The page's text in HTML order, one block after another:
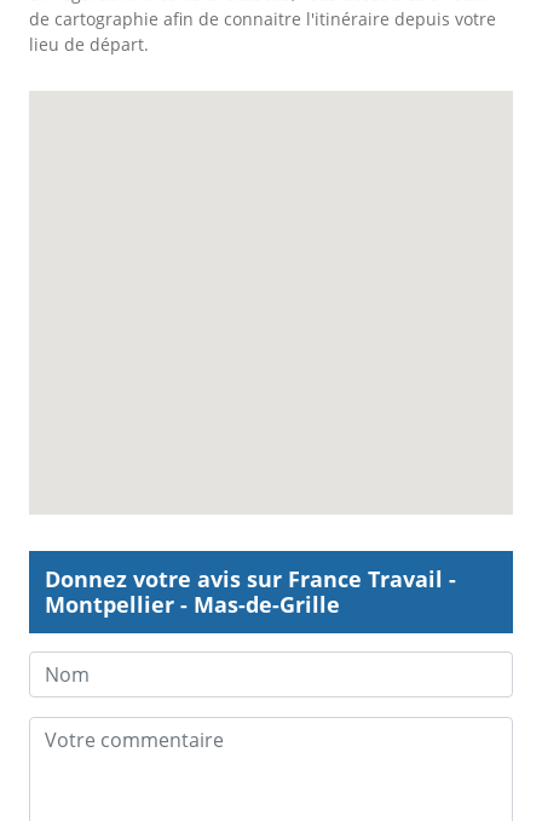
de cartographie afin de connaitre l'itinéraire depuis votre
lieu de départ.
Donnez votre avis sur France Travail -
Montpellier - Mas-de-Grille